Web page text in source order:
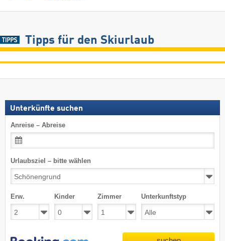
Tipps für den Skiurlaub
Unterkünfte suchen
Anreise – Abreise
Urlaubsziel – bitte wählen
Erw. Kinder Zimmer Unterkunftstyp